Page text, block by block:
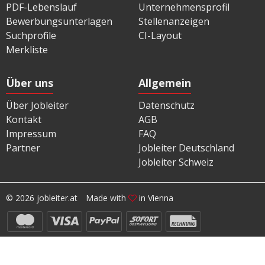
PDF-Lebenslauf
Bewerbungsunterlagen
Suchprofile
Merkliste
Unternehmensprofil
Stellenanzeigen
CI-Layout
Über uns
Über Jobleiter
Kontakt
Impressum
Partner
Allgemein
Datenschutz
AGB
FAQ
Jobleiter Deutschland
Jobleiter Schweiz
© 2026 jobleiter.at Made with in Vienna